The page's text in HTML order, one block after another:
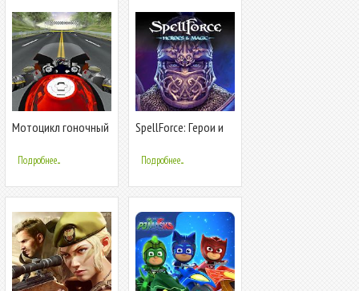
Мотоцикл гоночный
Подробнее...
SpellForce: Герои и
Подробнее...